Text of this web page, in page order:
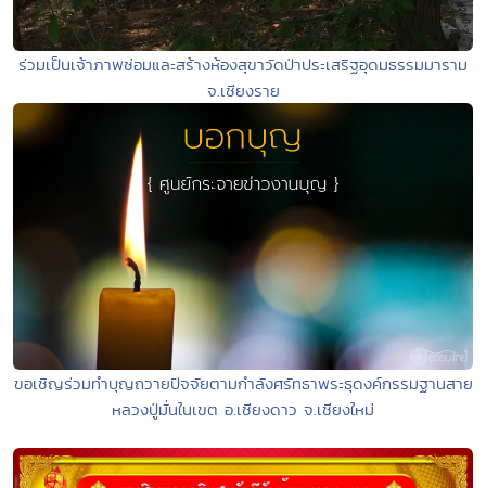
ร่วมเป็นเจ้าภาพซ่อมและสร้างห้องสุขาวัดป่าประเสริฐอุดมธรรมมาราม
จ.เชียงราย
ขอเชิญร่วมทำบุญถวายปัจจัยตามกำลังศรัทธาพระธุดงค์กรรมฐานสาย
หลวงปู่มั่นในเขต อ.เชียงดาว จ.เชียงใหม่